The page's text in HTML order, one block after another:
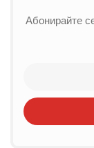
Абонирайте